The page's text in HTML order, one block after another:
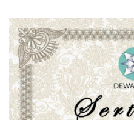
Mengumpulkan Batu
Untuk Jembatan Gantung